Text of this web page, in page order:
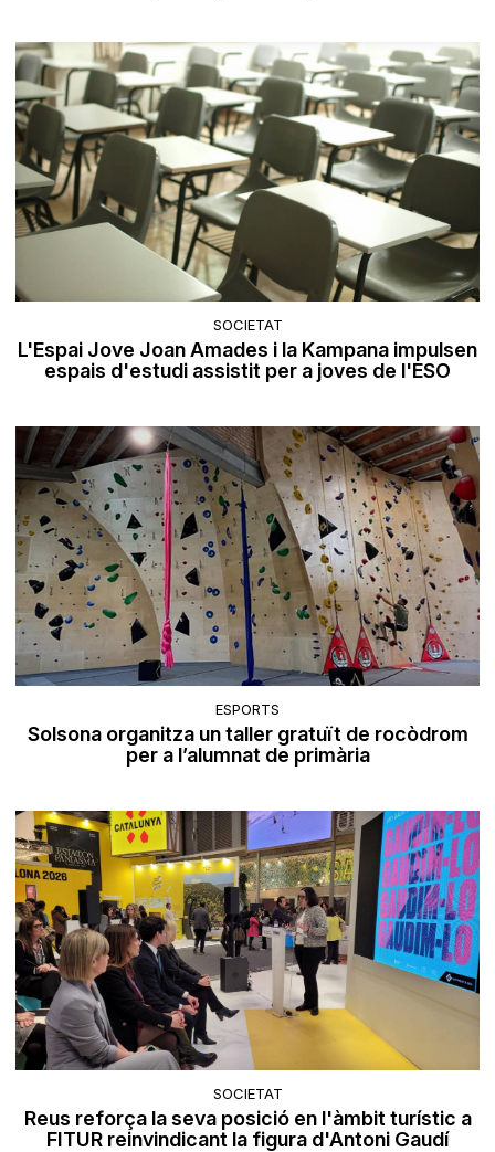
SOCIETAT
L'Espai Jove Joan Amades i la Kampana impulsen
espais d'estudi assistit per a joves de l'ESO
ESPORTS
Solsona organitza un taller gratuït de rocòdrom
per a l’alumnat de primària
SOCIETAT
Reus reforça la seva posició en l'àmbit turístic a
FITUR reinvindicant la figura d'Antoni Gaudí